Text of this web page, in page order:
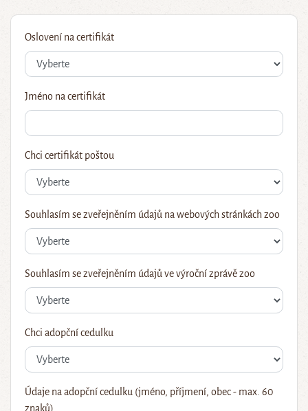
Oslovení na certifikát
Jméno na certifikát
Chci certifikát poštou
Souhlasím se zveřejněním údajů na webových stránkách zoo
Souhlasím se zveřejněním údajů ve výroční zprávě zoo
Chci adopční cedulku
Údaje na adopční cedulku (jméno, příjmení, obec - max. 60
znaků)